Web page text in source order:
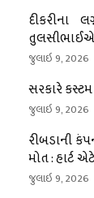
દીકરીના
તુલસીભાઈએ
જુલાઇ 9, 2026
સરકારે
જુલાઇ 9, 2026
રીબડાની
મોત : હાર્ટ
જુલાઇ 9, 2026